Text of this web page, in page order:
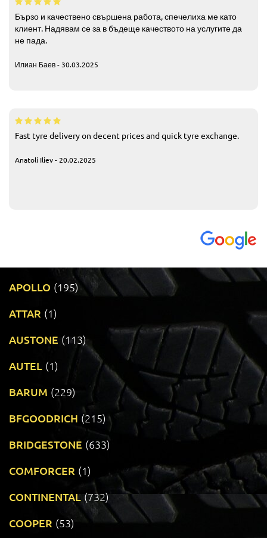
Бързо и качествено свършена работа, спечелиха ме като
клиент. Надявам се за в бъдеще качеството на услугите да
не пада.
Илиан Баев - 30.03.2025
Fast tyre delivery on decent prices and quick tyre exchange.
Anatoli Iliev - 20.02.2025
APOLLO (195)
ATTAR (1)
AUSTONE (113)
AUTEL (1)
BARUM (229)
BFGOODRICH (215)
BRIDGESTONE (633)
COMFORCER (1)
CONTINENTAL (732)
COOPER (53)